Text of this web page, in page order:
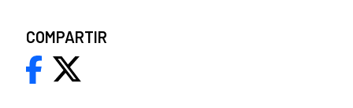
COMPARTIR